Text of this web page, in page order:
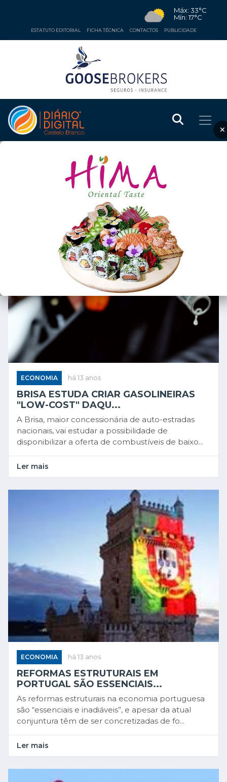
Máx: 33°C
Mín: 17°C
ESTATUTO EDITORIAL FICHA TÉCNICA CONTACTOS PUBLICIDADE
×
ECONOMIA
ECONOMIA há 13 anos
BRISA ESTUDA CRIAR GASOLINEIRAS
"LOW-COST" DAQU...
A Brisa, maior concessionária de auto-estradas
nacionais, vai estudar a possibilidade de
disponibilizar a oferta de combustíveis de baixo...
Ler mais
ECONOMIA há 13 anos
REFORMAS ESTRUTURAIS EM
PORTUGAL SÃO ESSENCIAIS...
As reformas estruturais na economia portuguesa
são “essenciais e inadiáveis”, e apesar da atual
conjuntura têm de ser concretizadas de fo...
Ler mais